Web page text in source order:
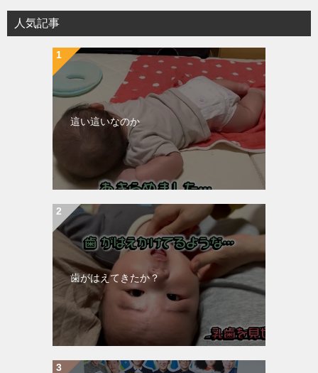
人気記事
這い這いなのか
歯がはえてきたか？